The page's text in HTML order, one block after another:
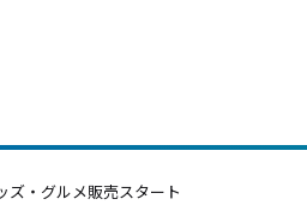
ズ・グルメ販売スタート